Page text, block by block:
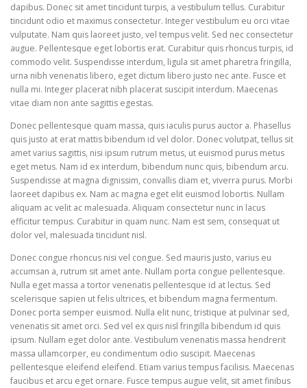
dapibus. Donec sit amet tincidunt turpis, a vestibulum tellus. Curabitur
tincidunt odio et maximus consectetur. Integer vestibulum eu orci vitae
vulputate. Nam quis laoreet justo, vel tempus velit. Sed nec consectetur
augue. Pellentesque eget lobortis erat. Curabitur quis rhoncus turpis, id
commodo velit. Suspendisse interdum, ligula sit amet pharetra fringilla,
urna nibh venenatis libero, eget dictum libero justo nec ante. Fusce et
nulla mi. Integer placerat nibh placerat suscipit interdum. Maecenas
vitae diam non ante sagittis egestas.
Donec pellentesque quam massa, quis iaculis purus auctor a. Phasellus
quis justo at erat mattis bibendum id vel dolor. Donec volutpat, tellus sit
amet varius sagittis, nisi ipsum rutrum metus, ut euismod purus metus
eget metus. Nam id ex interdum, bibendum nunc quis, bibendum arcu.
Suspendisse at magna dignissim, convallis diam et, viverra purus. Morbi
laoreet dapibus ex. Nam ac magna eget elit euismod lobortis. Nullam
aliquam ac velit ac malesuada. Aliquam consectetur nunc in lacus
efficitur tempus. Curabitur in quam nunc. Nam est sem, consequat ut
dolor vel, malesuada tincidunt nisl.
Donec congue rhoncus nisi vel congue. Sed mauris justo, varius eu
accumsan a, rutrum sit amet ante. Nullam porta congue pellentesque.
Nulla eget massa a tortor venenatis pellentesque id at lectus. Sed
scelerisque sapien ut felis ultrices, et bibendum magna fermentum.
Donec porta semper euismod. Nulla elit nunc, tristique at pulvinar sed,
venenatis sit amet orci. Sed vel ex quis nisl fringilla bibendum id quis
ipsum. Nullam eget dolor ante. Vestibulum venenatis massa hendrerit
massa ullamcorper, eu condimentum odio suscipit. Maecenas
pellentesque eleifend eleifend. Etiam varius tempus facilisis. Maecenas
faucibus et arcu eget ornare. Fusce tempus augue velit, sit amet finibus